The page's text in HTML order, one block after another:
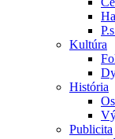
Kultúra
História
Publicita